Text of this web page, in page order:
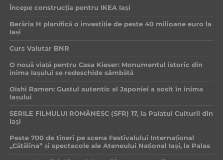
Începe construcția pentru IKEA Iași
Berăria H planifică o investiție de peste 40 milioane euro la
Iași
Curs Valutar BNR
O nouă viață pentru Casa Kieser: Monumentul istoric din
inima Iașului se redeschide sâmbătă
Oishi Ramen: Gustul autentic al Japoniei a sosit în inima
Iașului
SERILE FILMULUI ROMÂNESC (SFR) 17, la Palatul Culturii din
Iași
Peste 700 de tineri pe scena Festivalului Internațional
„Cătălina” și spectacole ale Ateneului Național Iași, la Palas